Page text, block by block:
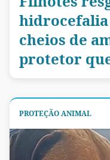
cheios de
protetor
PROTEÇÃO ANIMAL